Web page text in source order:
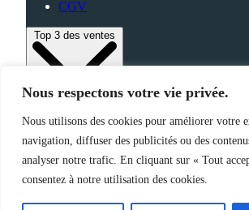
Nous respectons votre vie privée.
Nous utilisons des cookies pour améliorer votre
navigation, diffuser des publicités ou des
analyser notre trafic. En cliquant sur « Tout
consentez à notre utilisation des cookies.
CGV
Top 3 des ventes
High-Tech
Fabriqué en France
©2025 Jemapub – Tous droits